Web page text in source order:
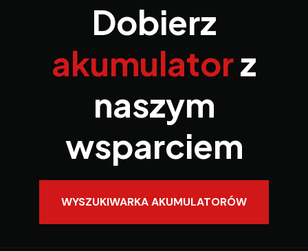
Dobierz
akumulatorz
naszym
wsparciem
WYSZUKIWARKA AKUMULATORÓW